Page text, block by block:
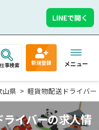
LINEで開く
事検索 新規登録 メニュー
山県 軽貨物配送ドライバー
イバーの求人情